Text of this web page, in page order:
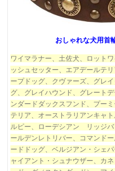
おしゃれな犬用首
ワイマラナー、土佐犬、ロット
ッシュセッター、エアデールテ
ープドッグ、クヴァーズ、グレ
グ、グレイハウンド、グレートデ
ンダードダックスフンド、プー
テリア、オーストラリアンキャ
ルピー、ローデシアン リッジ
ールデンレトリバー、コマンド
ードドッグ、ベルジアン・シェ
ャイアント・シュナウザー、カ